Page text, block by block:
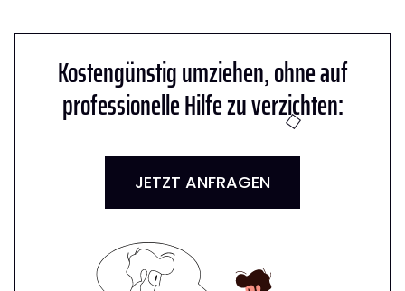
Kostengünstig umziehen, ohne auf
professionelle Hilfe zu verzichten:
JETZT ANFRAGEN